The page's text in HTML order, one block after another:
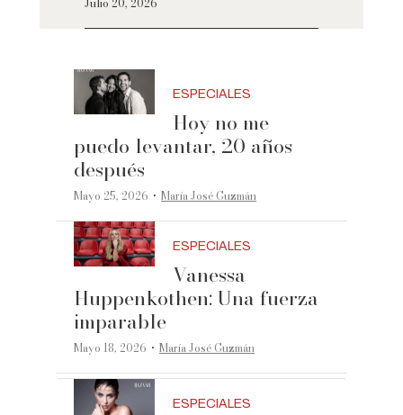
ESPECIALES
Hoy no me
puedo levantar, 20 años
después
Mayo 25, 2026 ·María José Guzmán
ESPECIALES
Vanessa
Huppenkothen: Una fuerza
imparable
Mayo 18, 2026 ·María José Guzmán
ESPECIALES